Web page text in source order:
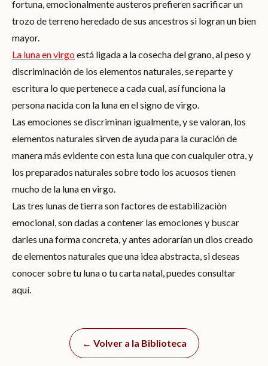
fortuna, emocionalmente austeros prefieren sacrificar un
trozo de terreno heredado de sus ancestros si logran un bien
mayor.
La luna en virgoestá ligada a la cosecha del grano, al peso y
discriminación de los elementos naturales, se reparte y
escritura lo que pertenece a cada cual, así funciona la
persona nacida con la luna en el signo de virgo.
Las emociones se discriminan igualmente, y se valoran, los
elementos naturales sirven de ayuda para la curación de
manera más evidente con esta luna que con cualquier otra, y
los preparados naturales sobre todo los acuosos tienen
mucho de la luna en virgo.
Las tres lunas de tierra son factores de estabilización
emocional, son dadas a contener las emociones y buscar
darles una forma concreta, y antes adorarían un dios creado
de elementos naturales que una idea abstracta, si deseas
conocer sobre tu luna o tu carta natal, puedes consultar
aquí.
← Volver a la Biblioteca